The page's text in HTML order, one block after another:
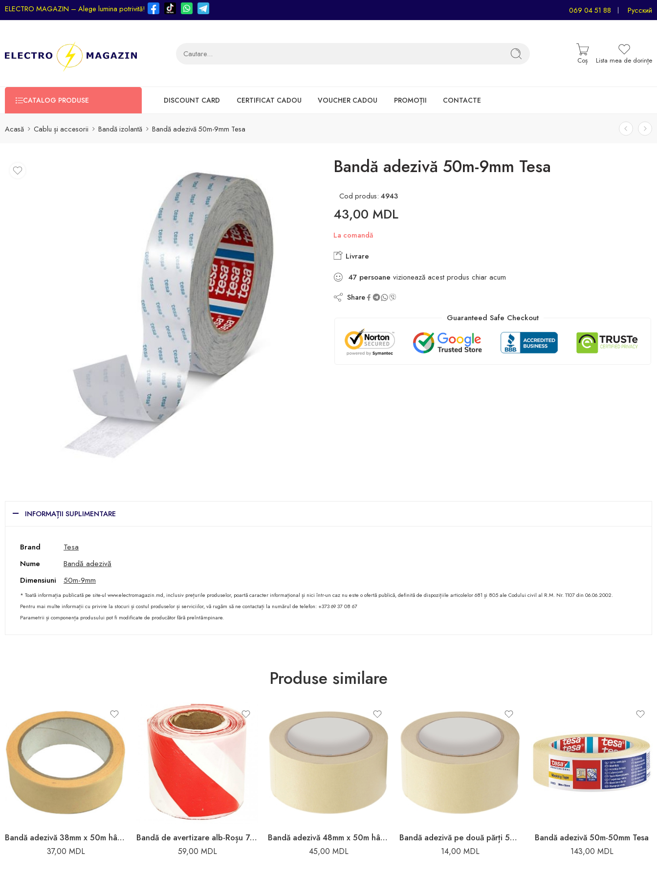
ELECTRO MAGAZIN – Alege lumina potrivită! 069 04 51 88 Русский
Coș Lista mea de dorințe
CATALOG PRODUSE DISCOUNT CARD CERTIFICAT CADOU VOUCHER CADOU PROMOȚII CONTACTE
Acasă Cablu și accesorii Bandă izolantă Bandă adezivă 50m-9mm Tesa
Bandă adezivă 50m-9mm Tesa
Cod produs: 4943
43,00 MDL
La comandă
Livrare
47 persoane vizionează acest produs chiar acum
Share
Guaranteed Safe Checkout
INFORMAȚII SUPLIMENTARE
Brand
Tesa
Nume
Bandă adezivă
Dimensiuni
50m-9mm
* Toată informația publicată pe site-ul www.electromagazin.md, inclusiv prețurile produselor, poartă caracter informațional și nici într-un caz nu este o ofertă publică, definită de dispozițiile articolelor 681 și 805 ale Codului civil al R.M. Nr. 1107 din 06.06.2002.
Pentru mai multe informații cu privire la stocuri și costul produselor și serviciilor, vă rugăm să ne contactați la numărul de telefon: +373 69 37 08 67
Parametrii și componența produsului pot fi modificate de producător fără preîntâmpinare.
Produse similare
Bandă adezivă 38mm x 50m hârtie Toya
37,00 MDL
Bandă de avertizare alb-Roșu 75mm x 100m
59,00 MDL
Bandă adezivă 48mm x 50m hârtie Toya
45,00 MDL
Bandă adezivă pe două părți 50mmx5m Vorel
14,00 MDL
Bandă adezivă 50m-50mm Tesa
143,00 MDL